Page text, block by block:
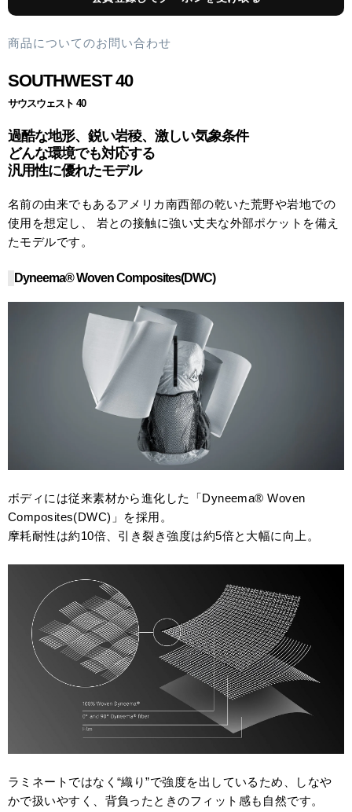
商品についてのお問い合わせ
SOUTHWEST 40
サウスウェスト 40
過酷な地形、鋭い岩稜、激しい気象条件
どんな環境でも対応する
汎用性に優れたモデル
名前の由来でもあるアメリカ南西部の乾いた荒野や岩地での
使用を想定し、 岩との接触に強い丈夫な外部ポケットを備え
たモデルです。
Dyneema® Woven Composites(DWC)
ボディには従来素材から進化した「Dyneema® Woven
Composites(DWC)」を採用。
摩耗耐性は約10倍、引き裂き強度は約5倍と大幅に向上。
ラミネートではなく“織り”で強度を出しているため、しなや
かで扱いやすく、背負ったときのフィット感も自然です。